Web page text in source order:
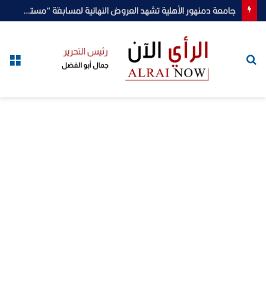
جامعة دمنهور الأهلية تشهد العروض النهائية لمسابقة “مستقبل الابتكار وريادة الأعمال”